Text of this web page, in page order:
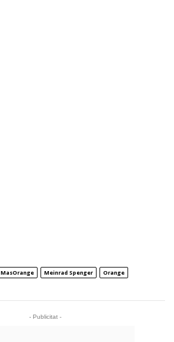
MasOrange Meinrad Spenger
Orange
- Publicitat -